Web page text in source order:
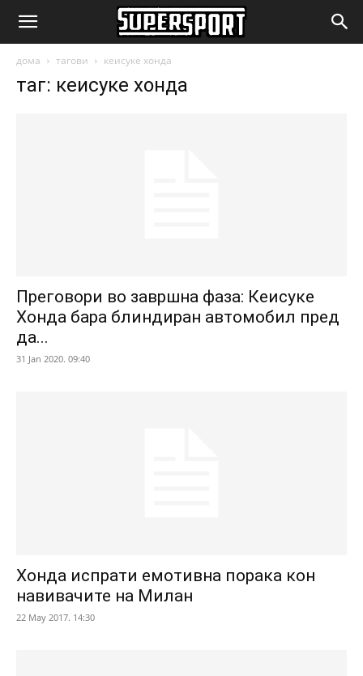
SuperSport.mk
дома тагови кеисуке хонда
таг: кеисуке хонда
Преговори во завршна фаза: Кеисуке
Хонда бара блиндиран автомобил пред
да...
31 Jan 2020. 09:40
Хонда испрати емотивна порака кон
навивачите на Милан
22 May 2017. 14:30